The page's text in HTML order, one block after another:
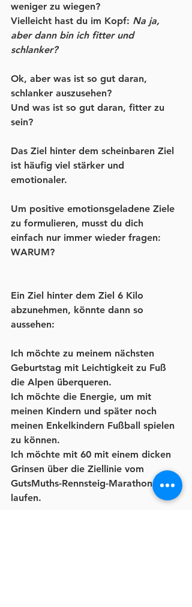
weniger zu wiegen?
Vielleicht hast du im Kopf: Na ja,
aber dann bin ich fitter und
schlanker?
Ok, aber was ist so gut daran,
schlanker auszusehen?
Und was ist so gut daran, fitter zu
sein?
Das Ziel hinter dem scheinbaren Ziel
ist häufig viel stärker und
emotionaler.
Um positive emotionsgeladene Ziele
zu formulieren, musst du dich
einfach nur immer wieder fragen:
WARUM?
Ein Ziel hinter dem Ziel 6 Kilo
abzunehmen, könnte dann so
aussehen:
Ich möchte zu meinem nächsten
Geburtstag mit Leichtigkeit zu Fuß
die Alpen überqueren.
Ich möchte die Energie, um mit
meinen Kindern und später noch
meinen Enkelkindern Fußball spielen
zu können.
Ich möchte mit 60 mit einem dicken
Grinsen über die Ziellinie vom
GutsMuths-Rennsteig-Marathon
laufen.